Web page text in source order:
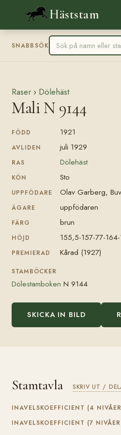
Häststam
SNABBSÖK
Raser › Dölehäst
Mali N 9144
FÖDD 1921
AVLIDEN juli 1929
RAS Dölehäst
KÖN Sto
UPPFÖDARE Olav Garberg,
ÄGARE uppfödaren
FÄRG brun
HÖJD 155,5-157-77-
PREMIERAD Kårad (1927)
STAMBÖCKER
Dölestamboken N 9144
SKICKA IN BILD
Stamtavla SKRIV UT /
INAVELSKOEFFICIENT (4
INAVELSKOEFFICIENT (7